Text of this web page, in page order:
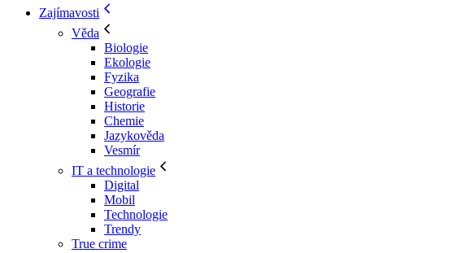
Zajímavosti
Věda
Biologie
Ekologie
Fyzika
Geografie
Historie
Chemie
Jazykověda
Vesmír
IT a technologie
Digital
Mobil
Technologie
Trendy
True crime